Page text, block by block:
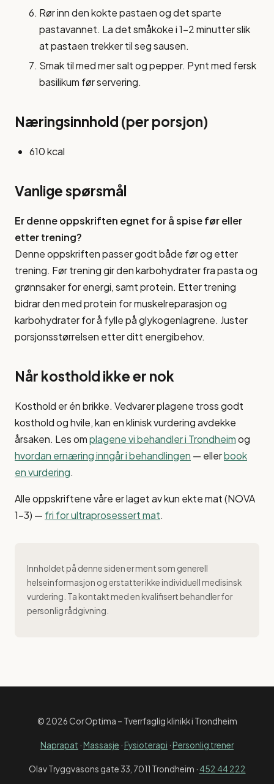
Rør inn den kokte pastaen og det sparte
pastavannet. La det småkoke i 1-2 minutter slik
at pastaen trekker til seg sausen.
Smak til med mer salt og pepper. Pynt med fersk
basilikum før servering.
Næringsinnhold (per porsjon)
610 kcal
Vanlige spørsmål
Er denne oppskriften egnet for å spise før eller
etter trening?
Denne oppskriften passer godt både før og etter
trening. Før trening gir den karbohydrater fra pasta og
grønnsaker for energi, samt protein. Etter trening
bidrar den med protein for muskelreparasjon og
karbohydrater for å fylle på glykogenlagrene. Juster
porsjonsstørrelsen etter ditt energibehov.
Når kosthold ikke er nok
Kosthold er én brikke. Vedvarer plagene tross godt
kosthold og hvile, kan en klinisk vurdering avdekke
årsaken. Les omplagene vi behandler i Trondheimog
hvordan ernæring inngår i behandlingen — ellerbook
en vurdering.
Alle oppskriftene våre er laget av kun ekte mat (NOVA
1–3) — fri for ultraprosessert mat.
Innholdet på denne siden er ment som generell
helseinformasjon og erstatter ikke individuell medisinsk
vurdering. Ta kontakt med en kvalifisert behandler for
personlig rådgivning.
© 2026 Cor Optima – Tverrfaglig klinikk i Trondheim
Naprapat · Massasje · Fysioterapi · Personlig trener
Olav Tryggvasons gate 33, 7011 Trondheim · 452 44 222